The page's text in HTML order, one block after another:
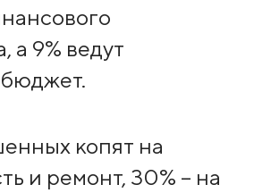
а 9% ведут
копят на
и ремонт, 30% – на